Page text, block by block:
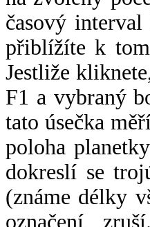
časový
přiblížíte k
Jestliže
F1 a vybraný
tato úsečka
poloha
dokreslí se
(známe délky
označení